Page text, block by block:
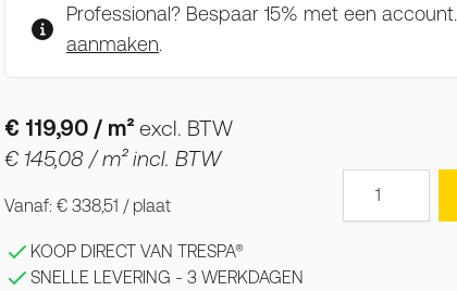
Professional? Bespaar 15% met een account.
aanmaken.
€ 119,90 / m² excl. BTW
€ 145,08 / m² incl. BTW
Vanaf: € 338,51 / plaat
KOOP DIRECT VAN TRESPA®
SNELLE LEVERING - 3 WERKDAGEN